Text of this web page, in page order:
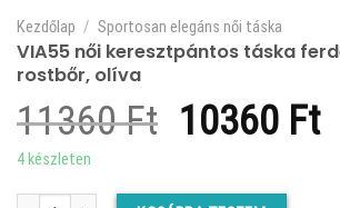
Kezdőlap / Sportosan elegáns női táska
VIA55 női keresztpántos táska
rostbőr, olíva
11360Ft Original
10360 Ft
4 készleten
VIA55 női keresztpántos táska ferde zsebbel, rostbőr,